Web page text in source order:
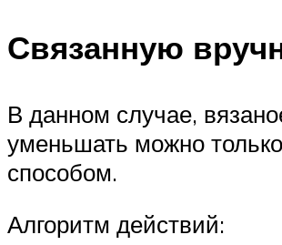
Связанную
В данном случае,
уменьшать можно
способом.
Алгоритм действий: